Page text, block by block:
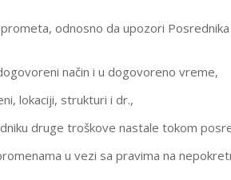
odnosno da upozori
način i u dogovoreno vreme,
lokaciji, strukturi i dr.,
druge troškove nastale tokom
u vezi sa pravima na